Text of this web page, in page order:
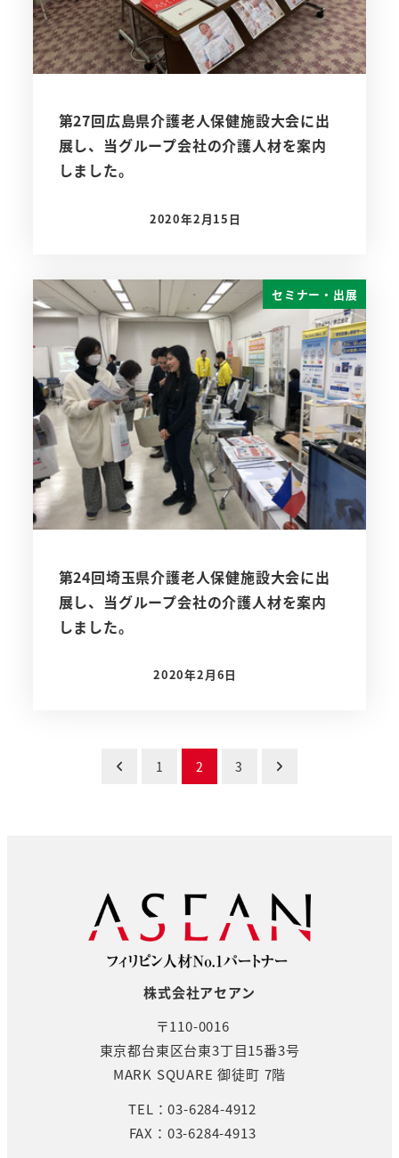
第27回広島県介護老人保健施設大会に出
展し、当グループ会社の介護人材を案内
しました。
投稿日
2020年2月15日
セミナー・出展
第24回埼玉県介護老人保健施設大会に出
展し、当グループ会社の介護人材を案内
しました。
投稿日
2020年2月6日
1 2 3
株式会社アセアン
〒110-0016
東京都台東区台東3丁目15番3号
MARK SQUARE 御徒町 7階
TEL：03-6284-4912
FAX：03-6284-4913